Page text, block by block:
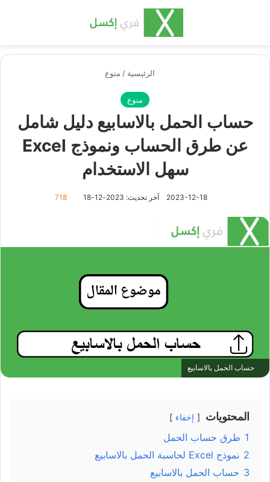
الرئيسية / منوع
منوع
حساب الحمل بالاسابيع دليل شامل
عن طرق الحساب ونموذج Excel
سهل الاستخدام
2023-12-18 آخر تحديث: 2023-12-18 718
حساب الحمل بالاسابيع
المحتويات إخفاء
1 طرق حساب الحمل
2 نموذج Excel لحاسبة الحمل بالاسابيع
3 حساب الحمل بالاسابيع